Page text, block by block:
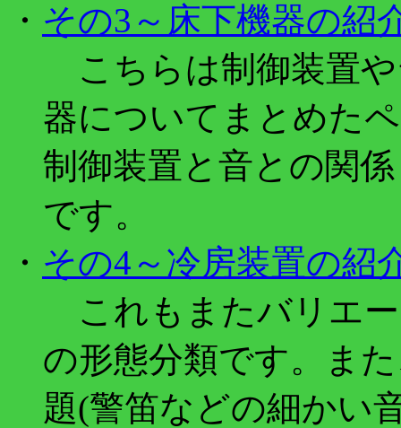
・ その3～床下機器の紹
こちらは制御装置
器についてまとめた
制御装置と音との関
です。
・ その4～冷房装置の紹
これもまたバリエ
の形態分類です。ま
題(警笛などの細かい